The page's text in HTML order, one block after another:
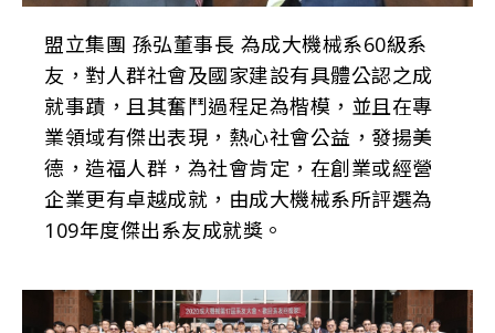
盟立集團 孫弘董事長 為成大機械系60級系
友，對人群社會及國家建設有具體公認之成
就事蹟，且其奮鬥過程足為楷模，並且在專
業領域有傑出表現，熱心社會公益，發揚美
德，造福人群，為社會肯定，在創業或經營
企業更有卓越成就，由成大機械系所評選為
109年度傑出系友成就獎。